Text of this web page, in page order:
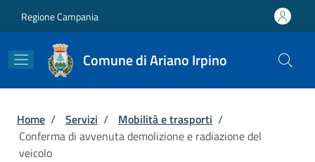
Regione Campania
Comune di Ariano Irpino
Briciole di pane
Home / Servizi / Mobilità e trasporti /
Conferma di avvenuta demolizione e radiazione del
veicolo